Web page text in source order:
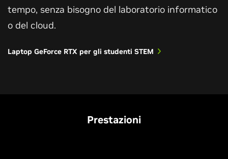
tempo, senza bisogno del laboratorio informatico
o del cloud.
Laptop GeForce RTX per gli studenti STEM
Prestazioni